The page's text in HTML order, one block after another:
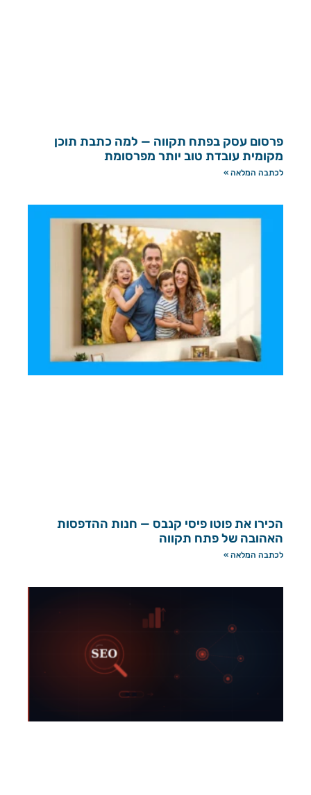
פרסום עסק בפתח תקווה — למה כתבת תוכן
מקומית עובדת טוב יותר מפרסומת
לכתבה המלאה »
הכירו את פוטו פיסי קנבס — חנות ההדפסות
האהובה של פתח תקווה
לכתבה המלאה »